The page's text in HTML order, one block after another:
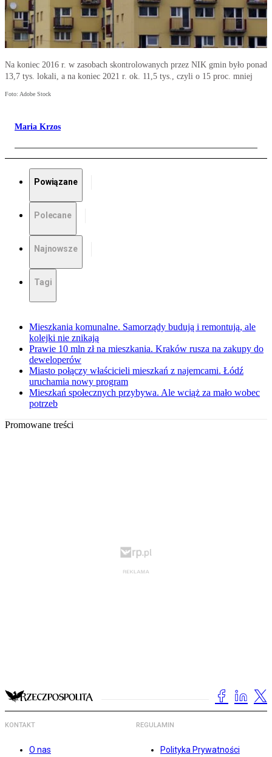
Na koniec 2016 r. w zasobach skontrolowanych przez NIK gmin było ponad
13,7 tys. lokali, a na koniec 2021 r. ok. 11,5 tys., czyli o 15 proc. mniej
Foto: Adobe Stock
Maria Krzos
Powiązane
Polecane
Najnowsze
Tagi
Mieszkania komunalne. Samorządy budują i remontują, ale
kolejki nie znikają
Prawie 10 mln zł na mieszkania. Kraków rusza na zakupy do
deweloperów
Miasto połączy właścicieli mieszkań z najemcami. Łódź
uruchamia nowy program
Mieszkań społecznych przybywa. Ale wciąż za mało wobec
potrzeb
Promowane treści
KONTAKT
O nas
REGULAMIN
Polityka Prywatności